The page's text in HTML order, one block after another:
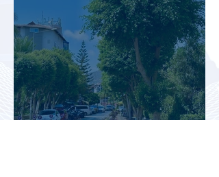
В аэропорту Антальи изменили